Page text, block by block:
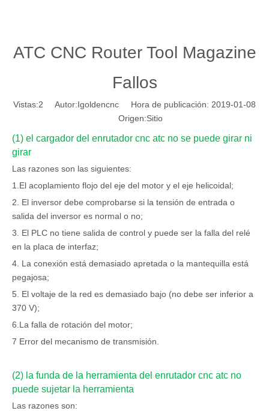
ATC CNC Router Tool Magazine
Fallos
Vistas:2 Autor:Igoldencnc Hora de publicación: 2019-01-08
Origen:Sitio
(1) el cargador del enrutador cnc atc no se puede girar ni
girar
Las razones son las siguientes:
1.El acoplamiento flojo del eje del motor y el eje helicoidal;
2. El inversor debe comprobarse si la tensión de entrada o
salida del inversor es normal o no;
3. El PLC no tiene salida de control y puede ser la falla del relé
en la placa de interfaz;
4. La conexión está demasiado apretada o la mantequilla está
pegajosa;
5. El voltaje de la red es demasiado bajo (no debe ser inferior a
370 V);
6.La falla de rotación del motor;
7 Error del mecanismo de transmisión.
(2) la funda de la herramienta del enrutador cnc atc no
puede sujetar la herramienta
Las razones son: